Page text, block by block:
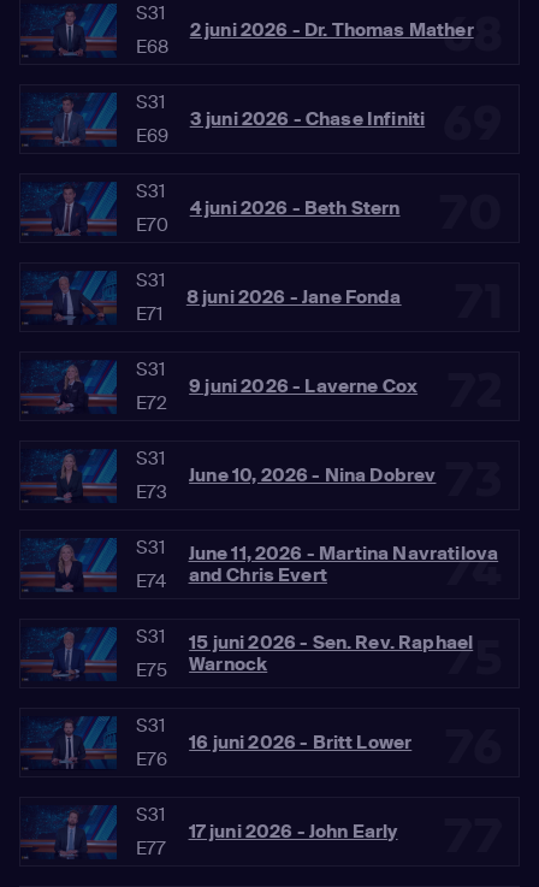
68
S31
E68
2 juni 2026 - Dr. Thomas Mather
S31
E69
3 juni 2026 - Chase Infiniti
S31
E70
4 juni 2026 - Beth Stern
S31
E71
8 juni 2026 - Jane Fonda
S31
E72
9 juni 2026 - Laverne Cox
S31
E73
June 10, 2026 - Nina Dobrev
74
S31
E74
June 11, 2026 - Martina Navratilova
and Chris Evert
75
S31
E75
15 juni 2026 - Sen. Rev. Raphael
Warnock
S31
E76
16 juni 2026 - Britt Lower
S31
E77
17 juni 2026 - John Early